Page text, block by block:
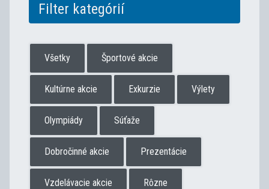
Filter kategórií
Všetky Športové akcie
Kultúrne akcie Exkurzie Výlety
Olympiády Súťaže
Dobročinné akcie Prezentácie
Vzdelávacie akcie Rôzne